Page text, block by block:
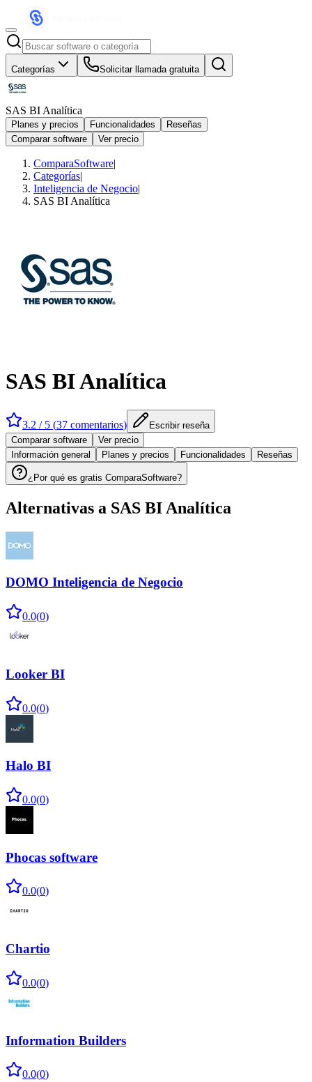
Categorías Solicitar llamada gratuita
SAS BI Analítica
Planes y precios Funcionalidades
Reseñas
Comparar software
Ver precio
ComparaSoftware|
Categorías|
Inteligencia de Negocio|
SAS BI Analítica
SAS BI Analítica
3.2 / 5 (37 comentarios)
Escribir reseña
Comparar software
Ver precio
Información general
Planes y precios Funcionalidades Reseñas
¿Por qué es gratis ComparaSoftware?
Alternativas a SAS BI Analítica
DOMO Inteligencia de Negocio
0.0(0)
Looker BI
0.0(0)
Halo BI
0.0(0)
Phocas software
0.0(0)
Chartio
0.0(0)
Information Builders
0.0(0)